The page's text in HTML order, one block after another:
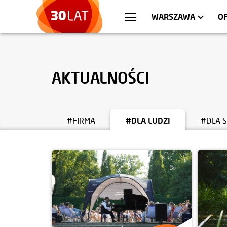
WARSZAWA
WROCŁAW
MIESZKANIA
AKTUALNOŚCI
#FIRMA #DLA LUDZI #DLA